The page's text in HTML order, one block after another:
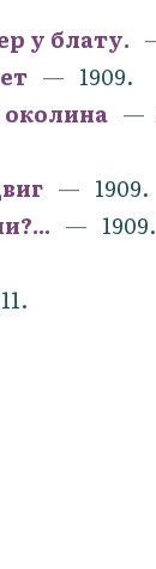
у блату.
1909.
околина
1909.
1909.